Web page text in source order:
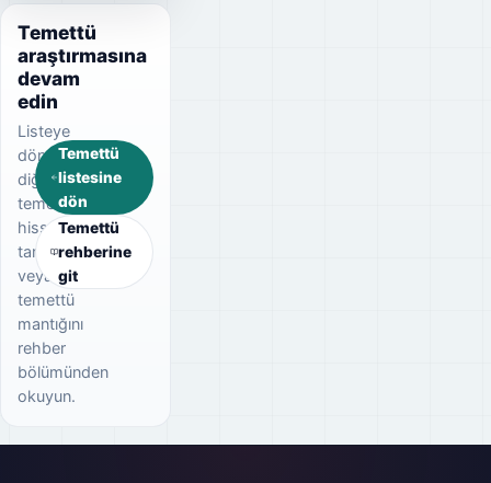
Temettü
araştırmasına
devam
edin
Listeye
dönerek
diğer
temettü
hisselerini
tarayın
veya
temettü
mantığını
rehber
bölümünden
okuyun.
Temettü
listesine
dön
Temettü
rehberine
git